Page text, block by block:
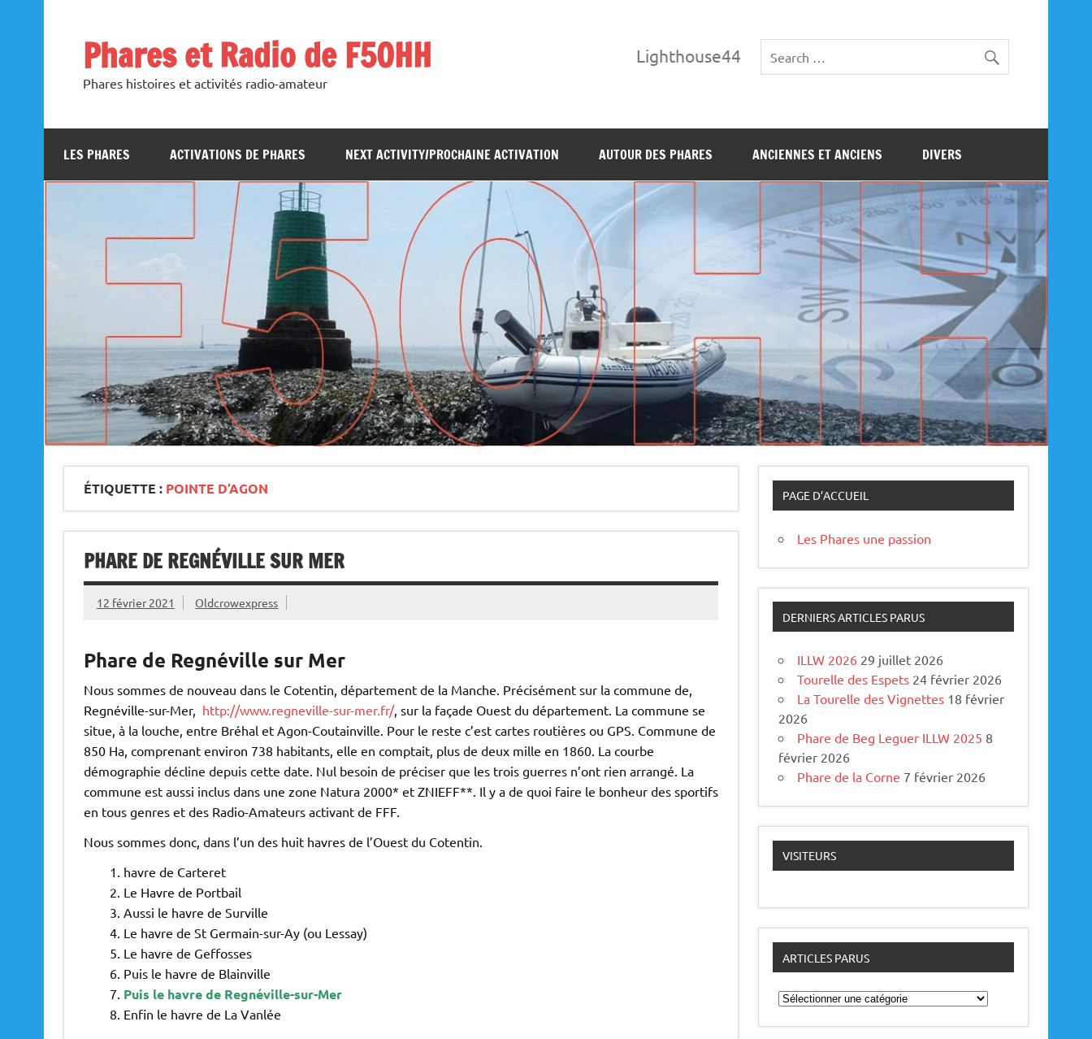
Phares et Radio de F5OHH
Phares histoires et activités radio-amateur
Lighthouse44
LES PHARES ACTIVATIONS DE PHARES NEXT ACTIVITY/PROCHAINE ACTIVATION AUTOUR DES PHARES ANCIENNES ET ANCIENS DIVERS
ÉTIQUETTE : POINTE D’AGON
PHARE DE REGNÉVILLE SUR MER
12 février 2021 Oldcrowexpress
Phare de Regnéville sur Mer
Nous sommes de nouveau dans le Cotentin, département de la Manche. Précisément sur la commune de,
Regnéville-sur-Mer, http://www.regneville-sur-mer.fr/, sur la façade Ouest du département. La commune se
situe, à la louche, entre Bréhal et Agon-Coutainville. Pour le reste c’est cartes routières ou GPS. Commune de
850 Ha, comprenant environ 738 habitants, elle en comptait, plus de deux mille en 1860. La courbe
démographie décline depuis cette date. Nul besoin de préciser que les trois guerres n’ont rien arrangé. La
commune est aussi inclus dans une zone Natura 2000* et ZNIEFF**. Il y a de quoi faire le bonheur des sportifs
en tous genres et des Radio-Amateurs activant de FFF.
Nous sommes donc, dans l’un des huit havres de l’Ouest du Cotentin.
havre de Carteret
Le Havre de Portbail
Aussi le havre de Surville
Le havre de St Germain-sur-Ay (ou Lessay)
Le havre de Geffosses
Puis le havre de Blainville
Puis le havre de Regnéville-sur-Mer
Enfin le havre de La Vanlée
PAGE D’ACCUEIL
Les Phares une passion
DERNIERS ARTICLES PARUS
ILLW 2026 29 juillet 2026
Tourelle des Espets 24 février 2026
La Tourelle des Vignettes 18 février
2026
Phare de Beg Leguer ILLW 2025 8
février 2026
Phare de la Corne 7 février 2026
VISITEURS
ARTICLES PARUS
A
r
t